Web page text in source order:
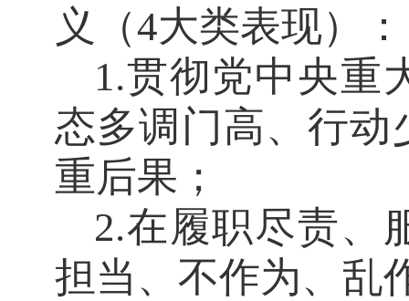
义（4大类表现）：
1.贯彻党中央重
态多调门高、行
重后果；
2.在履职尽责、
担当、不作为、乱